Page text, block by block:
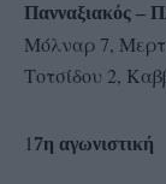
Πανναξιακός –
Μόλναρ 7,
Τοτσίδου 2,
1 7η αγωνιστική